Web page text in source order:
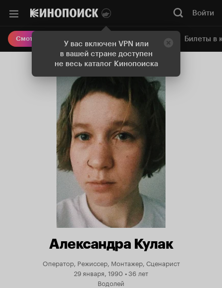
У вас включен VPN или
в вашей стране доступен
не весь каталог Кинопоиска
Войти
Смотреть кино Онлайн-кинотеатр Билеты в
Александра Кулак
Оператор, Режиссер, Монтажер, Сценарист
29 января, 1990 •36 лет
Водолей